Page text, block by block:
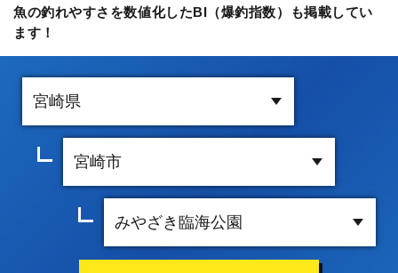
魚の釣れやすさを数値化したBI（爆釣指数）も掲載してい
ます！